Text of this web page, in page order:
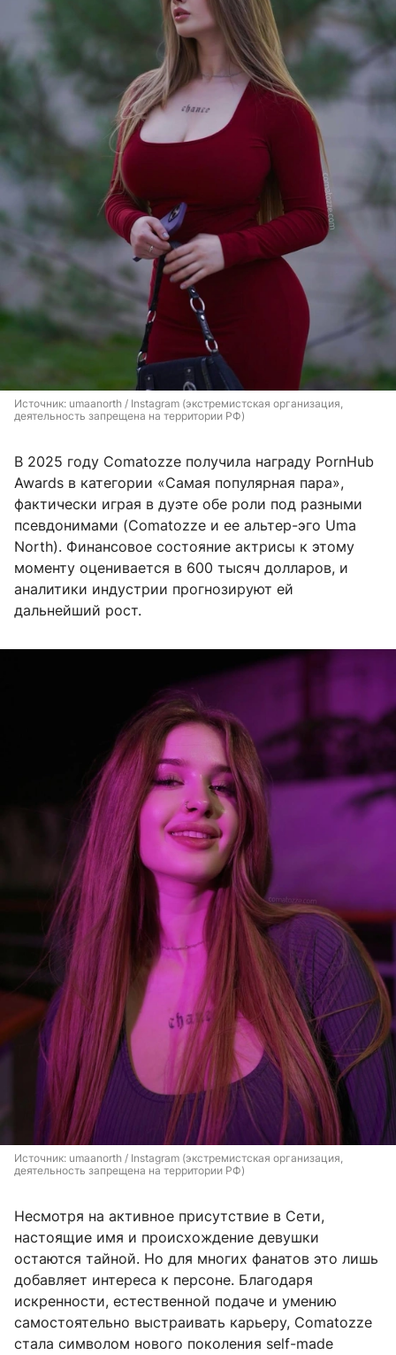
Источник: umaanorth / Instagram (экстремистская организация,
деятельность запрещена на территории РФ)
В 2025 году Comatozze получила награду PornHub
Awards в категории «Самая популярная пара»,
фактически играя в дуэте обе роли под разными
псевдонимами (Comatozze и ее альтер-эго Uma
North). Финансовое состояние актрисы к этому
моменту оценивается в 600 тысяч долларов, и
аналитики индустрии прогнозируют ей
дальнейший рост.
Источник: umaanorth / Instagram (экстремистская организация,
деятельность запрещена на территории РФ)
Несмотря на активное присутствие в Сети,
настоящие имя и происхождение девушки
остаются тайной. Но для многих фанатов это лишь
добавляет интереса к персоне. Благодаря
искренности, естественной подаче и умению
самостоятельно выстраивать карьеру, Comatozze
стала символом нового поколения self-made